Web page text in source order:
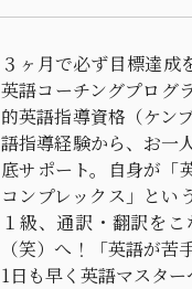
３ヶ月で必ず目標達
英語コーチングプログ
的英語指導資格（ケン
語指導経験から、お一
底サポート。自身が「
コンプレックス」とい
１級、通訳・翻訳を
（笑）へ！「英語が苦
1日も早く英語マスター